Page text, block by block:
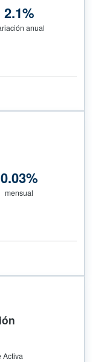
2.1%
anual
0.03%
mensual
Activa